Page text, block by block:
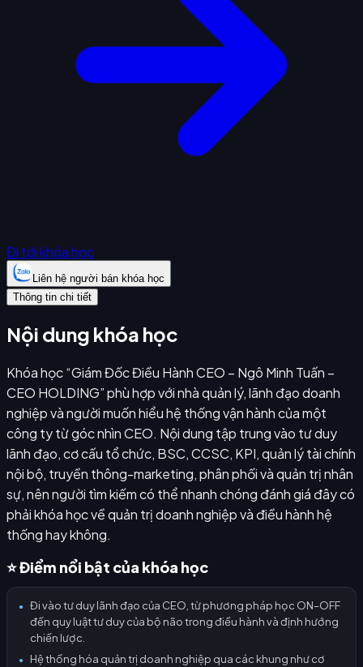
Đi tới khóa học
Liên hệ người bán khóa học
Thông tin chi tiết
Nội dung khóa học
Khóa học “Giám Đốc Điều Hành CEO – Ngô Minh Tuấn –
CEO HOLDING” phù hợp với nhà quản lý, lãnh đạo doanh
nghiệp và người muốn hiểu hệ thống vận hành của một
công ty từ góc nhìn CEO. Nội dung tập trung vào tư duy
lãnh đạo, cơ cấu tổ chức, BSC, CCSC, KPI, quản lý tài chính
nội bộ, truyền thông-marketing, phân phối và quản trị nhân
sự, nên người tìm kiếm có thể nhanh chóng đánh giá đây có
phải khóa học về quản trị doanh nghiệp và điều hành hệ
thống hay không.
⭐ Điểm nổi bật của khóa học
●
Đi vào tư duy lãnh đạo của CEO, từ phương pháp học ON–OFF
đến quy luật tư duy của bộ não trong điều hành và định hướng
chiến lược.
●
Hệ thống hóa quản trị doanh nghiệp qua các khung như cơ